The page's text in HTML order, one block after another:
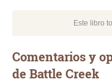
Este libro
Comentarios y
de Battle Creek